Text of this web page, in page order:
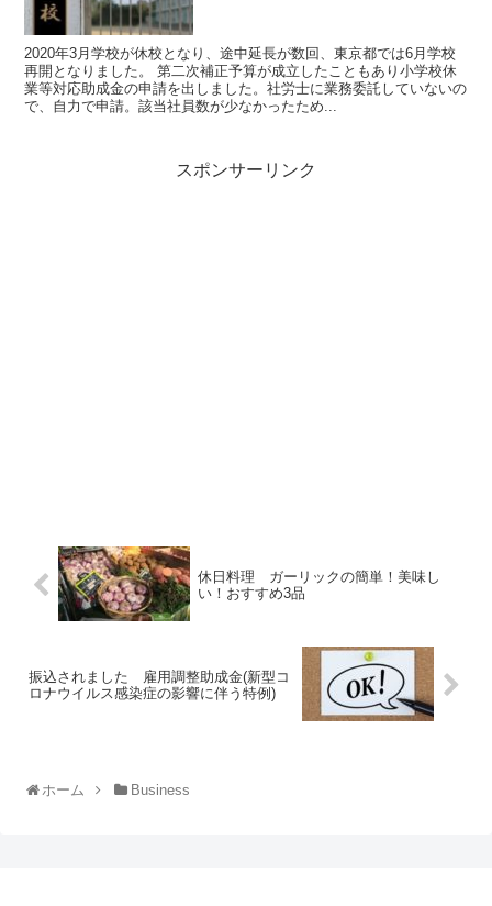
2020年3月学校が休校となり、途中延長が数回、東京都では6月学校
再開となりました。 第二次補正予算が成立したこともあり小学校休
業等対応助成金の申請を出しました。社労士に業務委託していないの
で、自力で申請。該当社員数が少なかったため...
スポンサーリンク
休日料理 ガーリックの簡単！美味し
い！おすすめ3品
振込されました 雇用調整助成金(新型コ
ロナウイルス感染症の影響に伴う特例)
ホーム Business